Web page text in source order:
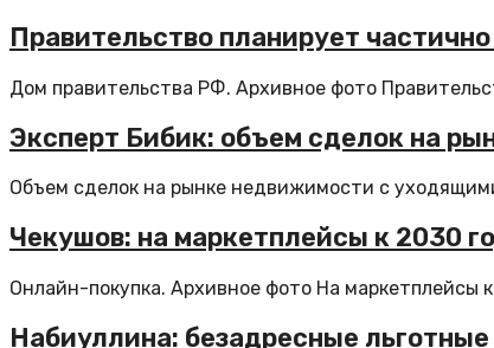
Правительство планирует
Дом правительства РФ. Архивное фото
Эксперт Бибик: объем сделок на
Объем сделок на рынке недвижимости с
Чекушов: на маркетплейсы к 2030
Онлайн-покупка. Архивное фото На маркетплейсы
Набиуллина: безадресные